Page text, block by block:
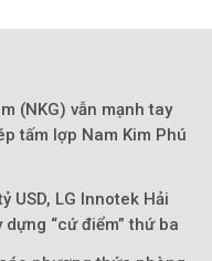
Theo Sở hữu trí
(NKG) vẫn mạnh tay
tấm lợp Nam Kim Phú
USD, LG Innotek Hải
“cứ điểm” thứ ba